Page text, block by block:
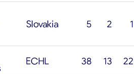
Slovakia 5 2 1
ECHL 38 13
22